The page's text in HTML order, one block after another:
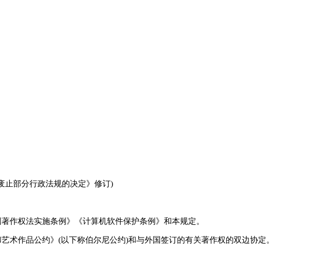
止部分行政法规的决定》修订)
作权法实施条例》《计算机软件保护条例》和本规定。
作品公约》(以下称伯尔尼公约)和与外国签订的有关著作权的双边协定。